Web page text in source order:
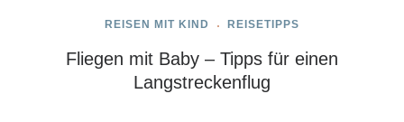
REISEN MIT KIND REISETIPPS
Fliegen mit Baby – Tipps für einen
Langstreckenflug